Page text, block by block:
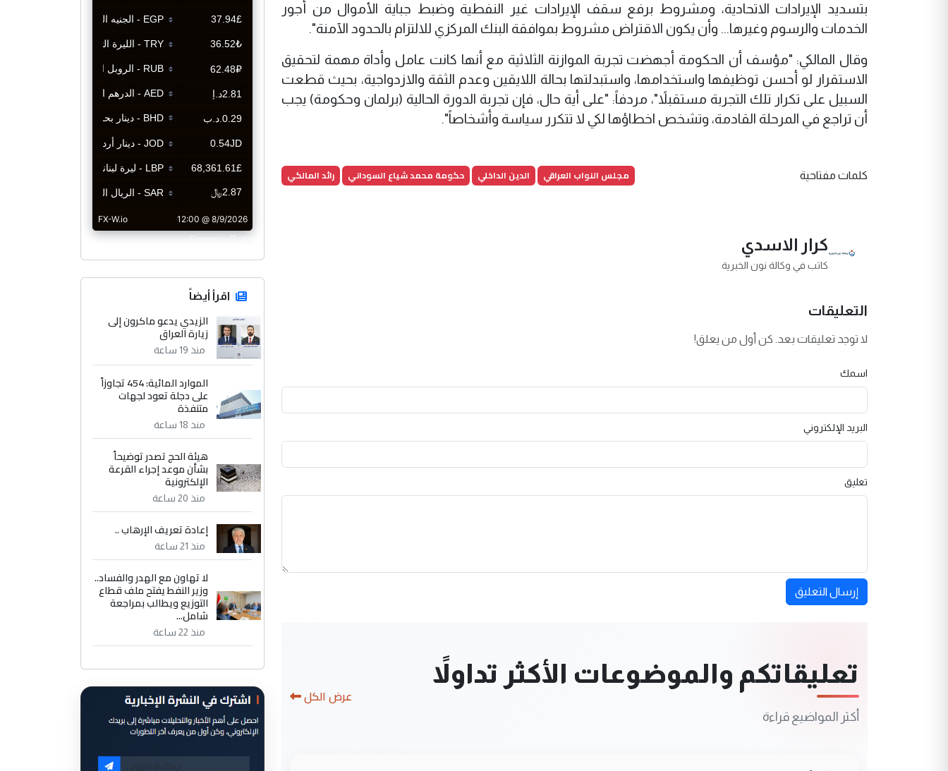
بتسديد الإيرادات الاتحادية، ومشروط برفع سقف الإيرادات غير النفطية وضبط جباية الأموال من أجور
الخدمات والرسوم وغيرها... وأن يكون الاقتراض مشروط بموافقة البنك المركزي للالتزام بالحدود الآمنة".
وقال المالكي: "مؤسف أن الحكومة أجهضت تجربة الموازنة الثلاثية مع أنها كانت عامل وأداة مهمة لتحقيق
الاستقرار لو أحسن توظيفها واستخدامها، واستبدلتها بحالة اللايقين وعدم الثقة والازدواجية، بحيث قطعت
السبيل على تكرار تلك التجربة مستقبلاً"، مردفاً: "على أية حال، فإن تجربة الدورة الحالية (برلمان وحكومة) يجب
أن تراجع في المرحلة القادمة، وتشخص اخطاؤها لكي لا تتكرر سياسة وأشخاصاً".
كلمات مفتاحية مجلس النواب العراقي الدين الداخلي حكومة محمد شياع السوداني رائد المالكي
كرار الاسدي
كاتب في وكالة نون الخبرية
التعليقات
لا توجد تعليقات بعد. كن أول من يعلق!
اسمك
البريد الإلكتروني
تعليق
إرسال التعليق
تعليقاتكم والموضوعات الأكثر تداولاً
أكثر المواضيع قراءة
عرض الكل
CurrencyRate
اقرأ أيضاً
الزيدي يدعو ماكرون إلى
زيارة العراق
منذ 19 ساعة
الموارد المائية: 454 تجاوزاً
على دجلة تعود لجهات
متنفذة
منذ 18 ساعة
هيئة الحج تصدر توضيحاً
بشأن موعد إجراء القرعة
الإلكترونية
منذ 20 ساعة
إعادة تعريف الإرهاب ..
منذ 21 ساعة
لا تهاون مع الهدر والفساد..
وزير النفط يفتح ملف قطاع
التوزيع ويطالب بمراجعة
شامل...
منذ 22 ساعة